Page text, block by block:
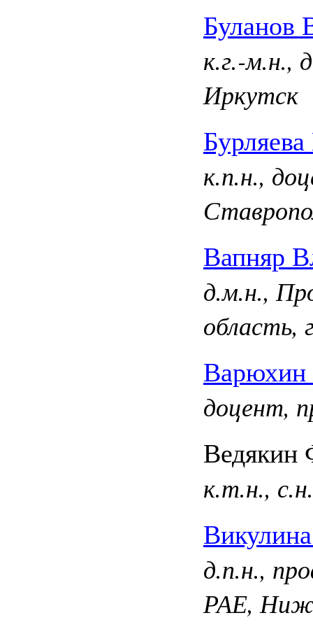
Буланов
к.г.-м.н.,
Иркутск
к.п.н.,
Вапняр
д.м.н.,
область,
Варюхин
доцент,
Ведякин
к.т.н.,
д.п.н.,
РАЕ,